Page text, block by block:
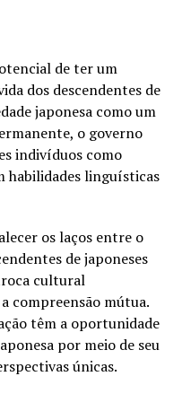
de ter um
dos descendentes de
japonesa como um
o governo
indivíduos como
habilidades linguísticas
os laços entre o
de japoneses
cultural
compreensão mútua.
têm a oportunidade
por meio de seu
únicas.